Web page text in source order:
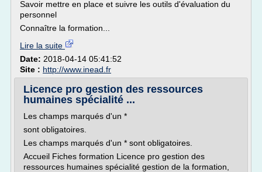
Savoir mettre en place et suivre les outils d'évaluation du
personnel
Connaître la formation...
Lire la suite
Date: 2018-04-14 05:41:52
Site : http://www.inead.fr
Licence pro gestion des ressources
humaines spécialité ...
Les champs marqués d'un *
sont obligatoires.
Les champs marqués d'un * sont obligatoires.
Accueil Fiches formation Licence pro gestion des
ressources humaines spécialité gestion de la formation,